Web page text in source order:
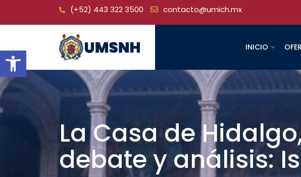
Open toolbar
(+52) 443 322 3500 contacto@umich.mx
INICIO
La Casa de
debate y análisis: